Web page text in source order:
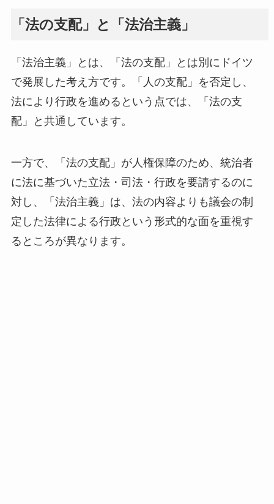
「法の支配」と「法治主義」
「法治主義」とは、「法の支配」とは別にドイツ
で発展した考え方です。「人の支配」を否定し、
法により行政を進めるという点では、「法の支
配」と共通しています。
一方で、「法の支配」が人権保障のため、統治者
に法に基づいた立法・司法・行政を要請するのに
対し、「法治主義」は、法の内容よりも議会の制
定した法律による行政という形式的な面を重視す
るところが異なります。